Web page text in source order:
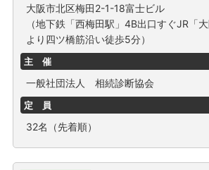
大阪市北区梅田2-1-18富士ビル
（地下鉄「西梅田駅」4B出口すぐJR「
より四ツ橋筋沿い徒歩5分）
主 催
一般社団法人 相続診断協会
定 員
32名（先着順）